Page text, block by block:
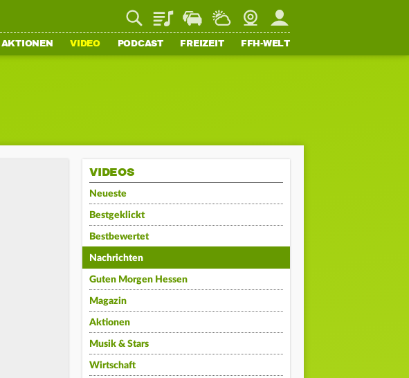
PlaylistStaupilotWetterWebcamMein FFH
AKTIONEN VIDEO PODCAST FREIZEIT FFH-WELT
VIDEOS
Neueste
Bestgeklickt
Bestbewertet
Nachrichten
Guten Morgen Hessen
Magazin
Aktionen
Musik & Stars
Wirtschaft